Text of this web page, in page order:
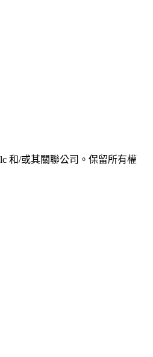
和/或其關聯公司。保留所有權